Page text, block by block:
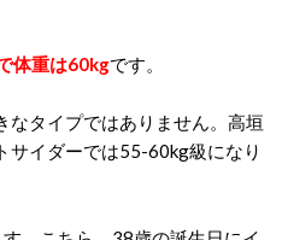
体重は60kgです。
なタイプではありません。高垣
サイダーでは55-60kg級になり